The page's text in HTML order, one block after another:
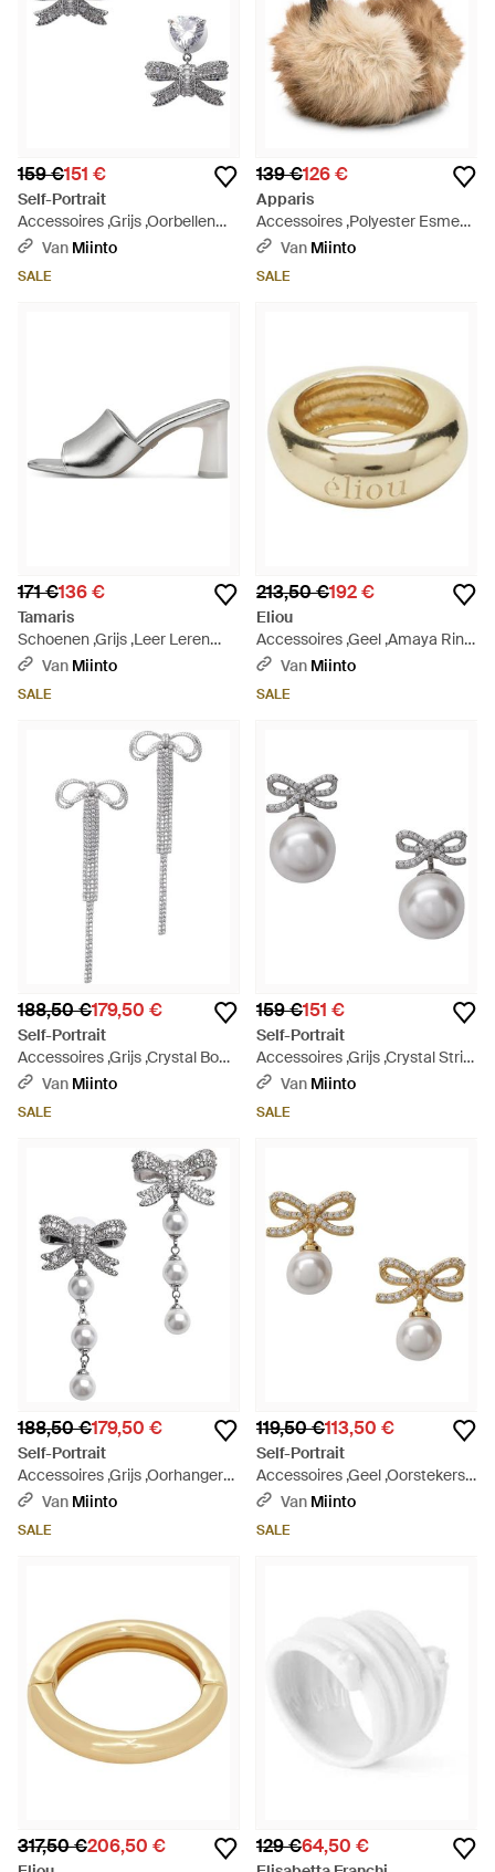
159 €151 €
Self-Portrait
Accessoires ,Grijs ,Oorbellen
Met Kristallen Hart En Strik -
Van Miinto
SALE
139 €126 €
Apparis
Accessoires ,Polyester Esme
Oorbellen - Naturel
Van Miinto
SALE
171 €136 €
Tamaris
Schoenen ,Grijs ,Leer Leren
Mule - Metallic
Van Miinto
SALE
213,50 €192 €
Eliou
Accessoires ,Geel ,Amaya Ring
- Metallic
Van Miinto
SALE
188,50 €179,50 €
Self-Portrait
Accessoires ,Grijs ,Crystal Bow
Earrings - Wit
Van Miinto
SALE
159 €151 €
Self-Portrait
Accessoires ,Grijs ,Crystal Strik
Parel Oorstekers - Metallic
Van Miinto
SALE
188,50 €179,50 €
Self-Portrait
Accessoires ,Grijs ,Oorhangers
Met Strik En Pareldruppel -
Van Miinto
SALE
119,50 €113,50 €
Self-Portrait
Accessoires ,Geel ,Oorstekers
Met Strik En Parels - Metallic
Van Miinto
SALE
317,50 €206,50 € 129 €64,50 €